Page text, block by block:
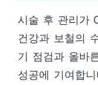
시술 후 관리가
건강과 보철의
기 점검과 올바
성공에 기여합니